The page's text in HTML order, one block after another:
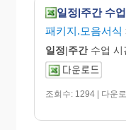
일정|주간 수
패키지.모음서식
일정|주간수업 시
조회수: 1294 | 다운